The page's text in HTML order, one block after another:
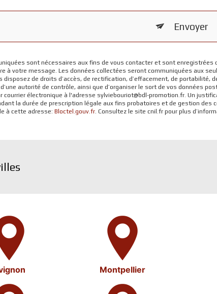
Envoyer
sont nécessaires aux fins de vous contacter et sont enregistrées
à votre message. Les données collectées seront communiquées aux
disposez de droits d’accès, de rectification, d’effacement, de
autorité de contrôle, ainsi que d’organiser le sort de vos données
courrier électronique à l'adresse sylviebouriot@bdl-promotion.fr. Un
la durée de prescription légale aux fins probatoires et de gestion
à cette adresse: Bloctel.gouv.fr . Consultez le site cnil.fr pour plus
Montpellier